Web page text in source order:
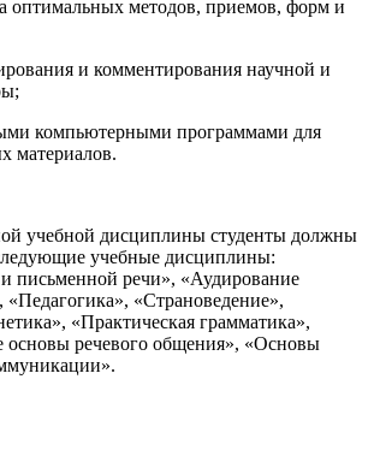
оптимальных методов, приемов, форм и
и комментирования научной и
компьютерными программами для
материалов.
учебной дисциплины студенты должны
учебные дисциплины:
письменной речи», «Аудирование
«Страноведение»,
«Практическая грамматика»,
основы речевого общения», «Основы